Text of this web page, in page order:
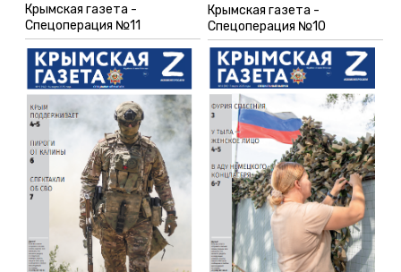
Крымская газета -
Спецоперация №11
Крымская газета -
Спецоперация №10